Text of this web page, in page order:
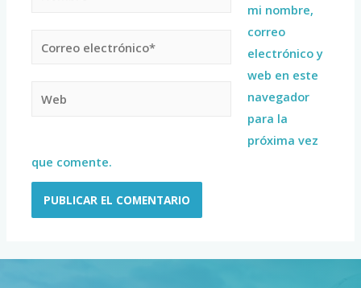
mi nombre,
correo
electrónico y
web en este
navegador
para la
próxima vez
que comente.